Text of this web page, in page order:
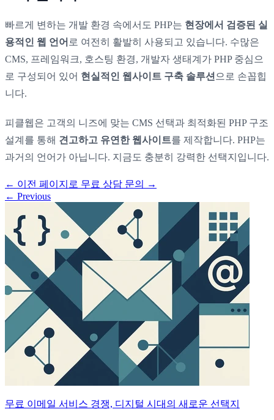
빠르게 변하는 개발 환경 속에서도 PHP는 현장에서 검증된 실
용적인 웹 언어 로 여전히 활발히 사용되고 있습니다. 수많은
CMS, 프레임워크, 호스팅 환경, 개발자 생태계가 PHP 중심으
로 구성되어 있어 현실적인 웹사이트 구축 솔루션 으로 손꼽힙
니다.
피클웹은 고객의 니즈에 맞는 CMS 선택과 최적화된 PHP 구조
설계를 통해 견고하고 유연한 웹사이트를 제작합니다. PHP는
과거의 언어가 아닙니다. 지금도 충분히 강력한 선택지입니다.
← 이전 페이지로 무료 상담 문의
→
← Previous
무료 이메일 서비스 경쟁, 디지털 시대의 새로운 선택지